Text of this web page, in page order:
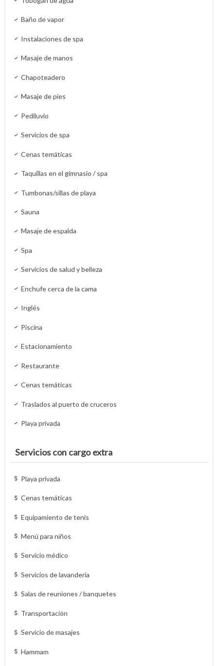
Baño de vapor
Instalaciones de spa
Masaje de manos
Chapoteadero
Masaje de pies
Pediluvio
Servicios de spa
Cenas temáticas
Taquillas en el gimnasio / spa
Tumbonas/sillas de playa
Sauna
Masaje de espalda
Spa
Servicios de salud y belleza
Enchufe cerca de la cama
Inglés
Piscina
Estacionamiento
Restaurante
Cenas temáticas
Traslados al puerto de cruceros
Playa privada
Servicios con cargo extra
Playa privada
Cenas temáticas
Equipamiento de tenis
Menú para niños
Servicio médico
Servicios de lavandería
Salas de reuniones / banquetes
Transportación
Servicio de masajes
Hammam